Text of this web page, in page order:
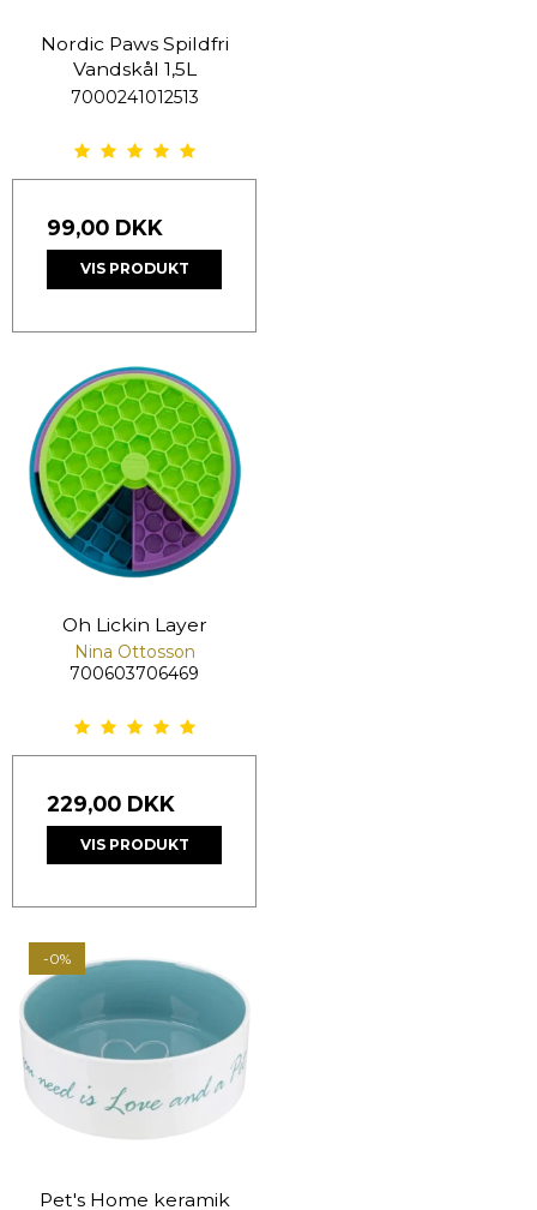
Nordic Paws Spildfri
Vandskål 1,5L
7000241012513
99,00 DKK
VIS PRODUKT
Oh Lickin Layer
Nina Ottosson
700603706469
229,00 DKK
VIS PRODUKT
-0%
Pet's Home keramik